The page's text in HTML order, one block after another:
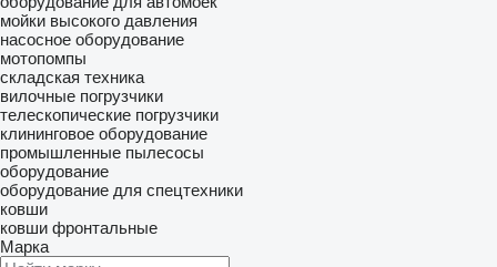
мойки высокого давления
насосное оборудование
мотопомпы
складская техника
вилочные погрузчики
телескопические погрузчики
клининговое оборудование
промышленные пылесосы
оборудование
оборудование для спецтехники
ковши
ковши фронтальные
Марка